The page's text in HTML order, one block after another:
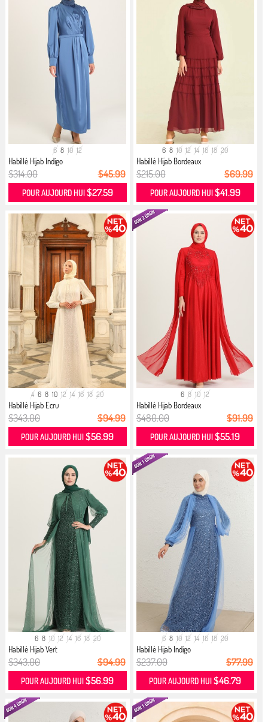
6 8 10 12
Habillé Hijab Indigo
$314.00 $45.99
POUR AUJOURD HUI $27.59
6 8 10 12 14 16 18 20
Habillé Hijab Bordeaux
$215.00 $69.99
POUR AUJOURD HUI $41.99
4 6 8 10 12 14 16 18 20
Habillé Hijab Ecru
$343.00 $94.99
POUR AUJOURD HUI$56.99
6 8 10 12
Habillé Hijab Bordeaux
$480.00 $91.99
POUR AUJOURD HUI$55.19
6 8 10 12 14 16 18 20
Habillé Hijab Vert
$343.00 $94.99
POUR AUJOURD HUI$56.99
6 8 10 12 14 16 18 20
Habillé Hijab Indigo
$237.00 $77.99
POUR AUJOURD HUI$46.79